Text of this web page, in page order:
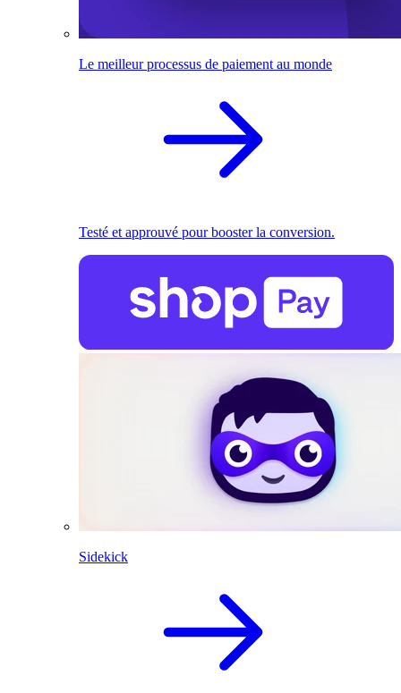
Le meilleur processus de paiement au monde
Testé et approuvé pour booster la conversion.
Sidekick